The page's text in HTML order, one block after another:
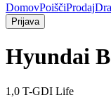
DomovPoiščiProdaj
Prijava
Hyundai
1,0 T-GDI Life